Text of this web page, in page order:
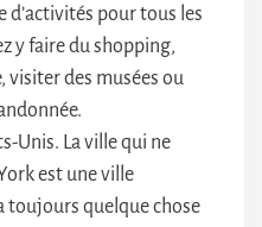
pour tous les
y faire du shopping,
visiter des musées ou
Unis. La ville qui ne
est une ville
toujours quelque chose